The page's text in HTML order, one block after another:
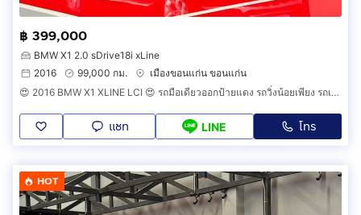
฿ 399,000
BMW X1 2.0 sDrive18i xLine
2016
99,000 กม.
เมืองขอนแก่น ขอนแก่น
😍 2016 BMW X1 XLINE LCI 😍 รถมือเดียวออกป้ายแดง รถวิ่งน้อยเพียง รถเข้าศูนย์ตลอด รถไม่เคยมีอุบัติเหตุครับ
แชท LINE โทร
HOT